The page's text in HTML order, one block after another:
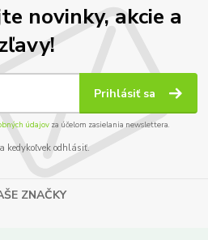
novinky, akcie a
zľavy!
Prihlásiť sa
údajov za účelom zasielania newslettera.
kedykoľvek odhlásiť.
ZNAČKY